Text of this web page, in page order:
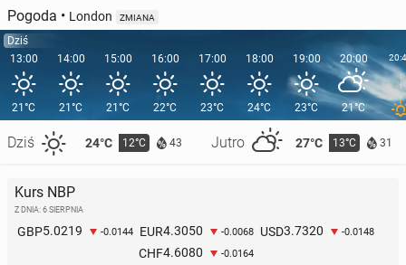
Pogoda • London ZMIANA
Dziś
13:00
21°C
Dziś 24°C 12°C 43 Jutro 27°C 13°C 31
14:00
21°C
15:00
21°C
16:00
22°C
17:00
23°C
18:00
24°C
19:00
23°C
20:00
21°C
Kurs NBP
Z DNIA: 6 SIERPNIA
GBP5.0219 -0.0144 EUR4.3050 -0.0068 USD3.7320 -0.0148
CHF4.6080 -0.0164